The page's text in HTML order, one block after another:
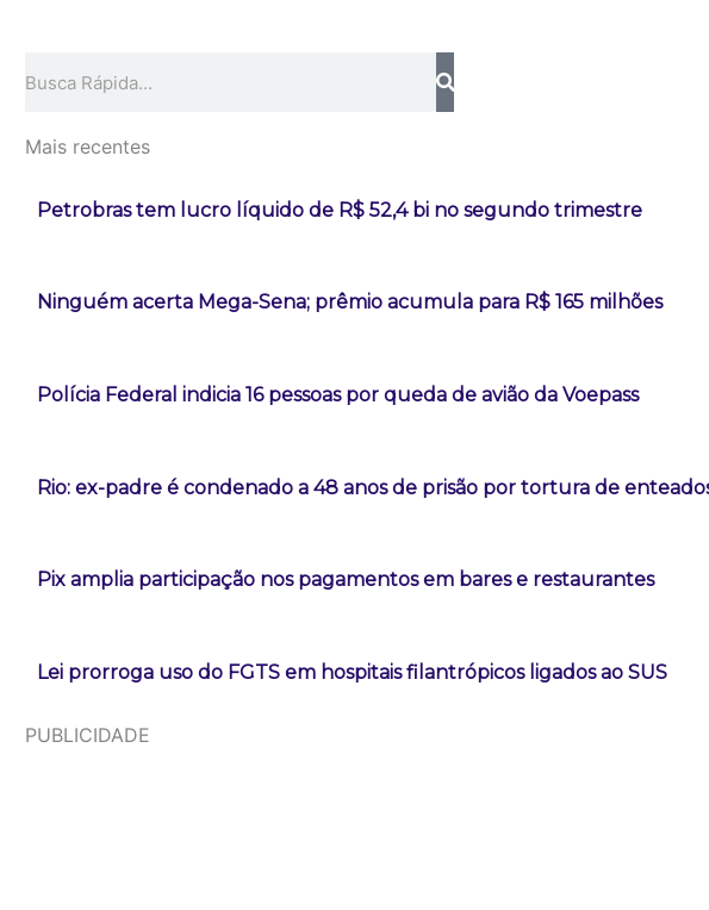
Mais recentes
Petrobras tem lucro líquido de R$ 52,4 bi no segundo trimestre
Ninguém acerta Mega-Sena; prêmio acumula para R$ 165 milhões
Polícia Federal indicia 16 pessoas por queda de avião da Voepass
Rio: ex-padre é condenado a 48 anos de prisão por tortura de
Pix amplia participação nos pagamentos em bares e restaurantes
Lei prorroga uso do FGTS em hospitais filantrópicos ligados ao SUS
PUBLICIDADE